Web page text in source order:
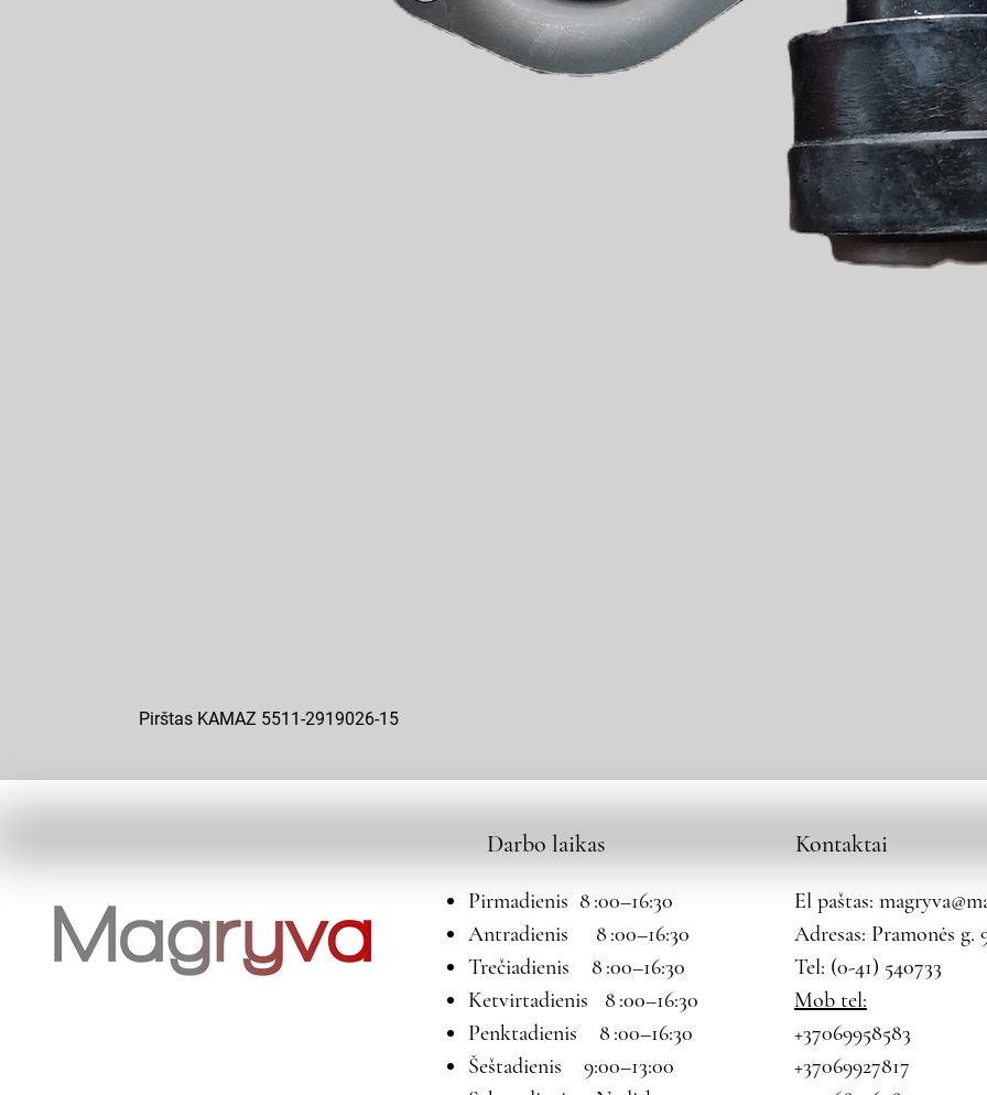
Pirštas KAMAZ 5511-2919026-15
Darbo laikas
Pirmadienis 8 :00–16:30
Antradienis 8 :00–16:30
Trečiadienis 8 :00–16:30
Ketvirtadienis 8 :00–16:30
Penktadienis 8 :00–16:30
Šeštadienis 9:00–13:00
Kontaktai
El paštas:
Adresas: Pramonės g.
Tel: (0-41) 540733
Mob tel:
+37069958583
+37069927817